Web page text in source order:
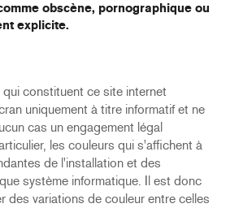
obscène, pornographique ou
explicite.
qui constituent ce site internet
uniquement à titre informatif et ne
cas un engagement légal
les couleurs qui s'affichent à
de l'installation et des
système informatique. Il est donc
des variations de couleur entre celles